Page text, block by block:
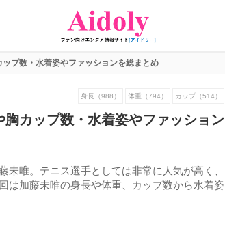
プ数・水着姿やファッションを総まとめ
身長（988） 体重（794） カップ（514）
カップ数・水着姿やファッション
唯。テニス選手としては非常に人気が高く、
は加藤未唯の身長や体重、カップ数から水着姿